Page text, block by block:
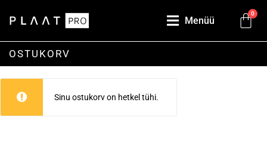
Menüü
0
OSTUKORV
Sinu ostukorv on hetkel tühi.